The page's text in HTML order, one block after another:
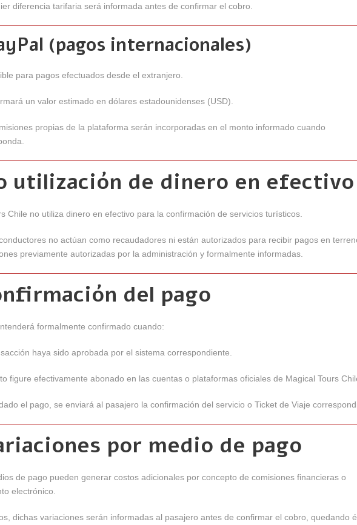
diferencia tarifaria será informada antes de confirmar el cobro.
(pagos internacionales)
para pagos efectuados desde el extranjero.
un valor estimado en dólares estadounidenses (USD).
propias de la plataforma serán incorporadas en el monto informado cuando
utilización de dinero en efectivo
Chile no utiliza dinero en efectivo para la confirmación de servicios turísticos.
no actúan como recaudadores ni están autorizados para recibir pagos en
previamente autorizadas por la administración y formalmente informadas.
del pago
formalmente confirmado cuando:
haya sido aprobada por el sistema correspondiente.
figure efectivamente abonado en las cuentas o plataformas oficiales de Magical Tours
el pago, se enviará al pasajero la confirmación del servicio o Ticket de Viaje
por medio de pago
de pago pueden generar costos adicionales por concepto de comisiones financieras o
electrónico.
dichas variaciones serán informadas al pasajero antes de confirmar el cobro, quedando